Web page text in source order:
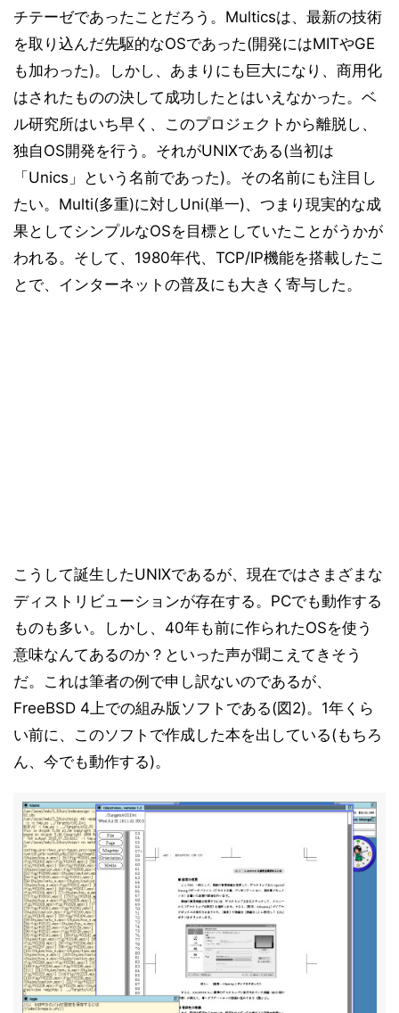
チテーゼであったことだろう。Multicsは、最新の技術
を取り込んだ先駆的なOSであった(開発にはMITやGE
も加わった)。しかし、あまりにも巨大になり、商用化
はされたものの決して成功したとはいえなかった。ベ
ル研究所はいち早く、このプロジェクトから離脱し、
独自OS開発を行う。それがUNIXである(当初は
「Unics」という名前であった)。その名前にも注目し
たい。Multi(多重)に対しUni(単一)、つまり現実的な成
果としてシンプルなOSを目標としていたことがうかが
われる。そして、1980年代、TCP/IP機能を搭載したこ
とで、インターネットの普及にも大きく寄与した。
こうして誕生したUNIXであるが、現在ではさまざまな
ディストリビューションが存在する。PCでも動作する
ものも多い。しかし、40年も前に作られたOSを使う
意味なんてあるのか？といった声が聞こえてきそう
だ。これは筆者の例で申し訳ないのであるが、
FreeBSD 4上での組み版ソフトである(図2)。1年くら
い前に、このソフトで作成した本を出している(もちろ
ん、今でも動作する)。